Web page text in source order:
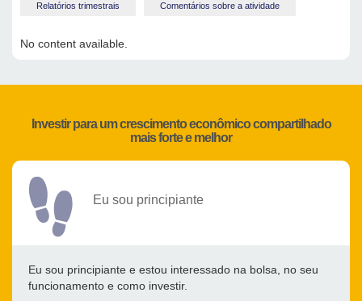
Relatórios trimestrais Comentários sobre a atividade
No content available.
Investir para um crescimento econômico compartilhado
mais forte e melhor
Eu sou principiante
Eu sou principiante e estou interessado na bolsa, no seu
funcionamento e como investir.